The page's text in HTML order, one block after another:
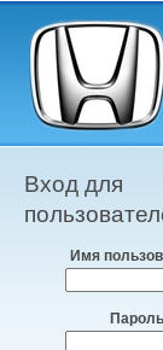
Главное
Вход для
Имя
Пароль